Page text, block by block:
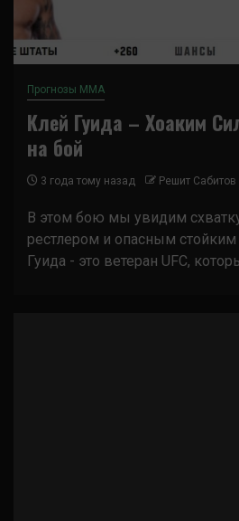
Прогнозы ММА
Клей Гуида – Хоаким
на бой
3 года тому назад Решит Сабитов
В этом бою мы увидим
рестлером и опасным
Гуида - это ветеран UFC,